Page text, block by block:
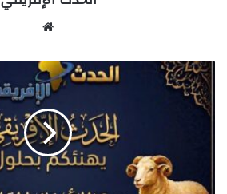
طاقم
جريدة
الحدث
الإفريقي
الأوفياء